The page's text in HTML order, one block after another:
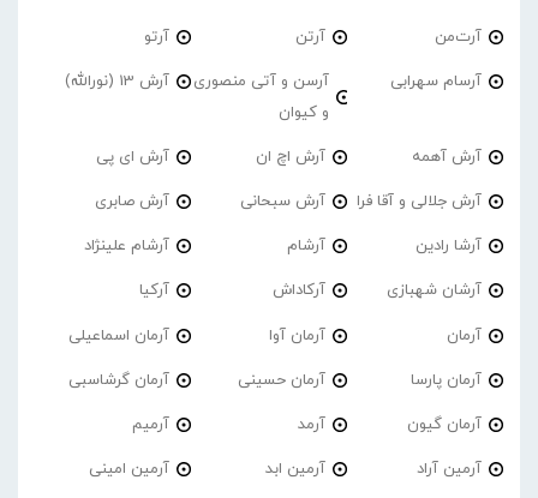
آرت‌من آرتن آرتو
آرسام سهرابی
آرسن و آتی منصوری
و کیوان
آرش 13 (نورالله)
آرش آهمه آرش اچ ان آرش ای پی
آرش جلالی و آقا فرا آرش سبحانی آرش صابری
آرشا رادین آرشام آرشام علینژاد
آرشان شهبازی آرکاداش آرکیا
آرمان آرمان آوا آرمان اسماعیلی
آرمان پارسا آرمان حسینی آرمان گرشاسبی
آرمان گیون آرمد آرمیم
آرمین آراد آرمین ابد آرمین امینی